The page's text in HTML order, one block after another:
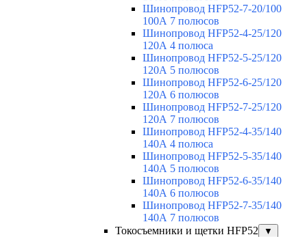
Шинопровод HFP52-7-20/100
100А 7 полюсов
Шинопровод HFP52-4-25/120
120А 4 полюса
Шинопровод HFP52-5-25/120
120А 5 полюсов
Шинопровод HFP52-6-25/120
120А 6 полюсов
Шинопровод HFP52-7-25/120
120А 7 полюсов
Шинопровод HFP52-4-35/140
140А 4 полюса
Шинопровод HFP52-5-35/140
140А 5 полюсов
Шинопровод HFP52-6-35/140
140А 6 полюсов
Шинопровод HFP52-7-35/140
140А 7 полюсов
Токосъемники и щетки HFP52
▼